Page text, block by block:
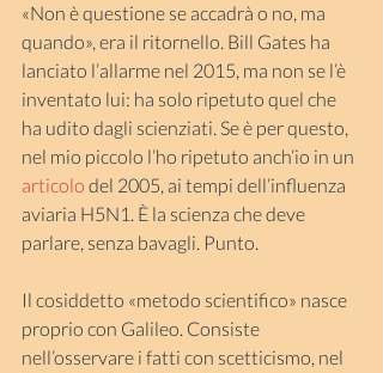
«Non è questione se accadrà o no, ma
quando», era il ritornello. Bill Gates ha
lanciato l’allarme nel 2015, ma non se l’è
inventato lui: ha solo ripetuto quel che
ha udito dagli scienziati. Se è per questo,
nel mio piccolo l’ho ripetuto anch’io in un
articolo del 2005, ai tempi dell’influenza
aviaria H5N1. È la scienza che deve
parlare, senza bavagli. Punto.
Il cosiddetto «metodo scientifico» nasce
proprio con Galileo. Consiste
nell’osservare i fatti con scetticismo, nel